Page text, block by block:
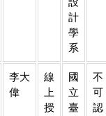
計
學
系
李大
偉
線
上
授
國
立
臺
不
可
認